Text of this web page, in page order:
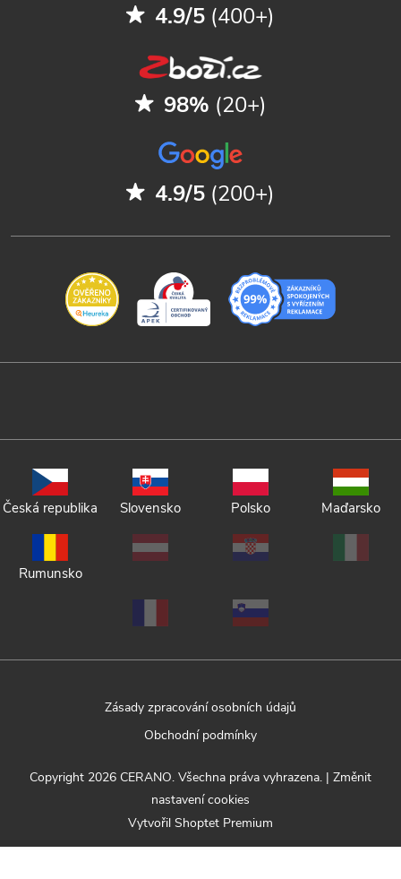
4.9/5 (400+)
98% (20+)
4.9/5 (200+)
Česká republika Slovensko Polsko Maďarsko
Rumunsko
Zásady zpracování osobních údajů
Obchodní podmínky
Vytvořil Shoptet Premium
Copyright 2026 CERANO. Všechna práva vyhrazena. | Změnit
nastavení cookies